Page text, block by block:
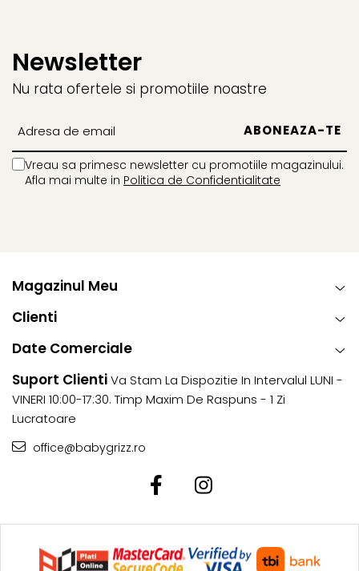
Newsletter
Nu rata ofertele si promotiile noastre
Vreau sa primesc newsletter cu promotiile magazinului.
Afla mai multe in Politica de Confidentialitate
Magazinul Meu
Clienti
Date Comerciale
Suport ClientiVa Stam La Dispozitie In Intervalul LUNI -
VINERI 10:00-17:30. Timp Maxim De Raspuns - 1 Zi
Lucratoare
office@babygrizz.ro